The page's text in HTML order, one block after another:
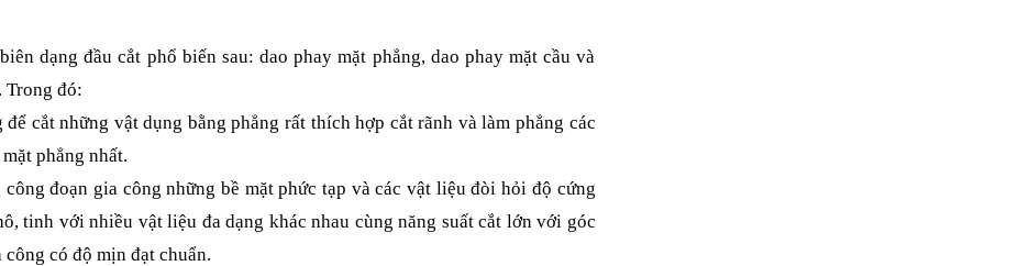
dạng đầu cắt phổ biến sau: dao phay mặt phẳng, dao phay mặt cầu và
Trong đó:
cắt những vật dụng bằng phẳng rất thích hợp cắt rãnh và làm phẳng các
phẳng nhất.
đoạn gia công những bề mặt phức tạp và các vật liệu đòi hỏi độ cứng
tinh với nhiều vật liệu đa dạng khác nhau cùng năng suất cắt lớn với góc
có độ mịn đạt chuẩn.